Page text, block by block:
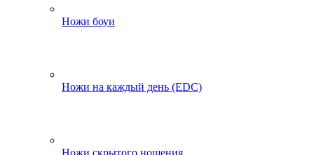
Ножи боуи
Ножи на каждый день (EDC)
Ножи скрытого ношения